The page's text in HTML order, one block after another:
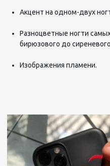
Акцент на одном-двух
Разноцветные ногти
бирюзового до
Изображения пламени.